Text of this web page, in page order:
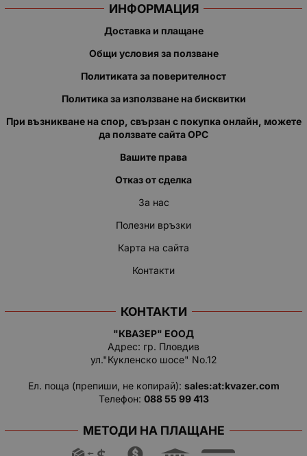
ИНФОРМАЦИЯ
Доставка и плащане
Общи условия за ползване
Политиката за поверителност
Политика за използване на бисквитки
При възникване на спор, свързан с покупка онлайн, можете
да ползвате сайта ОРС
Вашите права
Отказ от сделка
За нас
Полезни връзки
Карта на сайта
Контакти
КОНТАКТИ
"КВАЗЕР" ЕООД
Адрес: гр. Пловдив
ул."Кукленско шосе" No.12
Ел. поща (препиши, не копирай): salеs:at:kvazer.cоm
Телефон: 088 55 99 413
МЕТОДИ НА ПЛАЩАНЕ